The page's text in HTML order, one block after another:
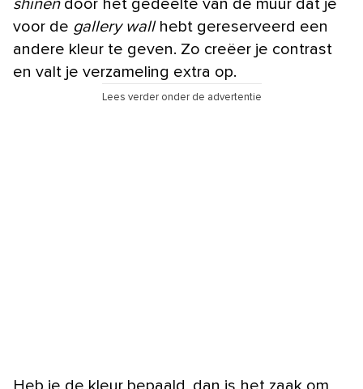
shinendoor het gedeelte van de muur dat je
voor de gallery wallhebt gereserveerd een
andere kleur te geven. Zo creëer je contrast
en valt je verzameling extra op.
Lees verder onder de advertentie
Heb je de kleur bepaald, dan is het zaak om